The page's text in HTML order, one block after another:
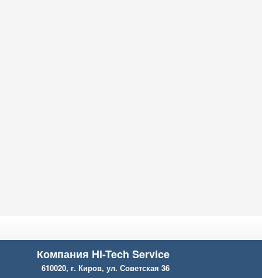
Компания Hi-Tech Service
610020, г. Киров, ул. Советская 36